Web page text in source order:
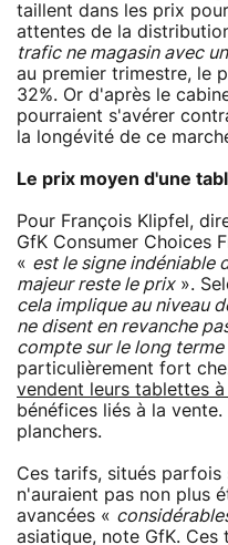
taillent dans les prix
attentes de la
trafic ne magasin avec
au premier trimestre, le
32%. Or d'après le
pourraient s'avérer
la longévité de ce
Le prix moyen d'une
Pour François Klipfel,
GfK Consumer Choices
« est le signe indéniable
majeur reste le prix».
cela implique au niveau
ne disent en revanche
compte sur le long terme
particulièrement fort
vendent leurs tablettes
bénéfices liés à la
planchers.
Ces tarifs, situés parfois
n'auraient pas non plus
avancées «
asiatique, note GfK.